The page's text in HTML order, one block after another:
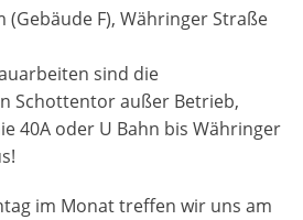
(Gebäude F), Währinger Straße
sind die
Schottentor außer Betrieb,
40A oder U Bahn bis Währinger
im Monat treffen wir uns am